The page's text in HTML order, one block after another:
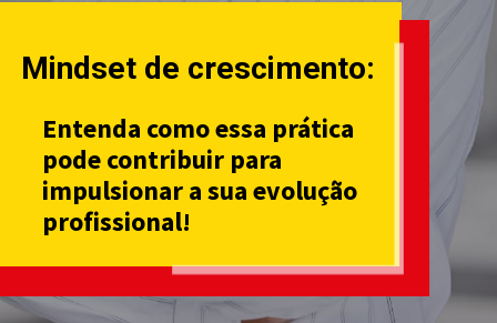
Entenda como essa prática
pode contribuir para
impulsionar a sua evolução
profissional!
Mindset de crescimento: